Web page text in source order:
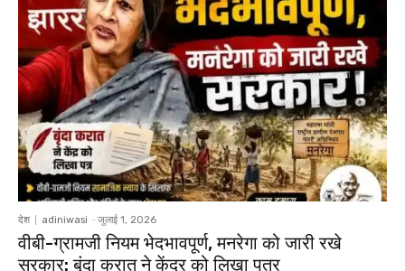
देश adiniwasi - जुलाई 1, 2026
वीबी-ग्रामजी नियम भेदभावपूर्ण, मनरेगा को जारी रखे
सरकार: बृंदा करात ने केंद्र को लिखा पत्र